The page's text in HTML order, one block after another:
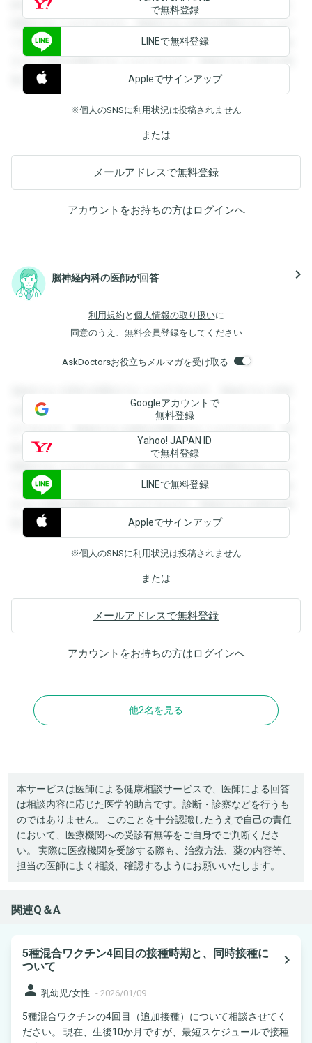
録すると回答を閲覧することができます。登録すると回答を
閲覧することができます。登録すると回答を閲覧することが
できます。登録すると回答を閲覧することができます。登録
すると回答を閲覧することができます。登録すると回答を閲
覧することができます。
で無料登録
LINEで無料登録
Appleでサインアップ
※個人のSNSに利用状況は投稿されません
または
メールアドレスで無料登録
アカウントをお持ちの方はログインへ
脳神経内科の医師が回答 navigate_next
利用規約 と 個人情報の取り扱いに
同意のうえ、無料会員登録をしてください
AskDoctorsお役立ちメルマガを受け取る
登録すると回答を閲覧することができます。登録すると回答
を閲覧することができます。登録すると回答を閲覧すること
ができます。登録すると回答を閲覧することができます。登
録すると回答を閲覧することができます。登録すると回答を
閲覧することができます。登録すると回答を閲覧することが
できます。登録すると回答を閲覧することができます。登録
すると回答を閲覧することができます。登録すると回答を閲
覧することができます。
Googleアカウントで
無料登録
Yahoo! JAPAN ID
で無料登録
LINEで無料登録
Appleでサインアップ
※個人のSNSに利用状況は投稿されません
または
メールアドレスで無料登録
アカウントをお持ちの方はログインへ
他2名を見る
本サービスは医師による健康相談サービスで、医師による回答
は相談内容に応じた医学的助言です。診断・診察などを行うも
のではありません。 このことを十分認識したうえで自己の責任
において、医療機関への受診有無等をご自身でご判断くださ
い。 実際に医療機関を受診する際も、治療方法、薬の内容等、
担当の医師によく相談、確認するようにお願いいたします。
関連Q＆A
5種混合ワクチン4回目の接種時期と、同時接種に
ついて
navigate_next
person 乳幼児/女性 - 2026/01/09
5種混合ワクチンの4回目（追加接種）について相談させてく
ださい。 現在、生後10か月ですが、最短スケジュールで接種